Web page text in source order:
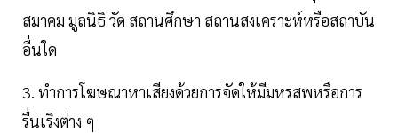
สมาคม มูลนิธิ วัด สถานศึกษา สถานสงเคราะห์หรือสถาบัน
อื่นใด
3. ทําการโฆษณาหาเสียงด้วยการจัดให้มีมหรสพหรือการ
รื่นเริงต่าง ๆ